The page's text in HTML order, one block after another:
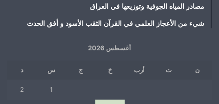
مصادر المياه الجوفية وتوزيعها في العراق
شيء من الأعجاز العلمي في القرآن الثقب الأسود و أفق الحدث
أغسطس 2026
ن ث أرب خ ج س د
1
2